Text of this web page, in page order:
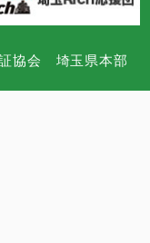
協会 埼玉県本部